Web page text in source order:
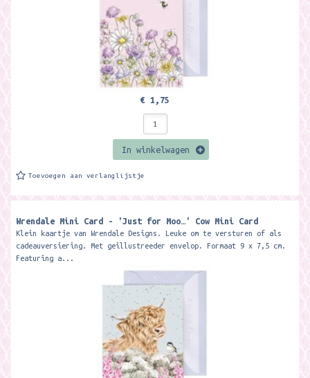
€ 1,75
In winkelwagen
Toevoegen aan verlanglijstje
Wrendale Mini Card - 'Just for Moo…' Cow Mini Card ​
Klein kaartje van Wrendale Designs. Leuke om te versturen of als
cadeauversiering. Met geillustreeder envelop. Formaat 9 x 7,5 cm.
Featuring a...